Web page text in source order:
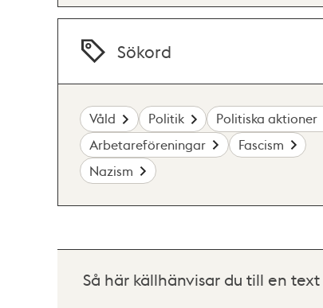
Sökord
Våld Politik
Politiska aktioner
Arbetareföreningar
Fascism
Nazism
Så här källhänvisar du till en text